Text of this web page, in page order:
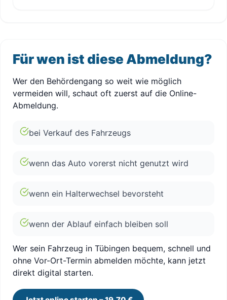
Für wen ist diese Abmeldung?
Wer den Behördengang so weit wie möglich
vermeiden will, schaut oft zuerst auf die Online-
Abmeldung.
bei Verkauf des Fahrzeugs
wenn das Auto vorerst nicht genutzt wird
wenn ein Halterwechsel bevorsteht
wenn der Ablauf einfach bleiben soll
Wer sein Fahrzeug in Tübingen bequem, schnell und
ohne Vor-Ort-Termin abmelden möchte, kann jetzt
direkt digital starten.